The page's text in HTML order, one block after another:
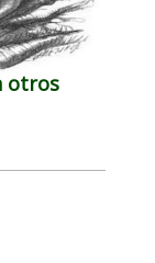
otros